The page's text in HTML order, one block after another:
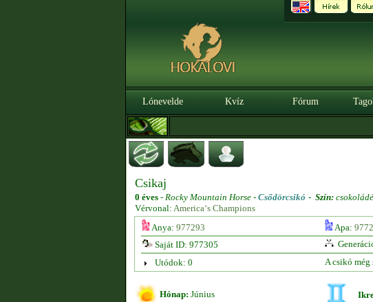
Lónevelde Kvíz Fórum
Csikaj
0 éves - Rocky Mountain Horse - Csődörcsikó - Szín:
Vérvonal: America‘s Champions
Anya: 977293 Apa:
Saját ID: 977305
Utódok: 0
A csikó még
Hónap: Június